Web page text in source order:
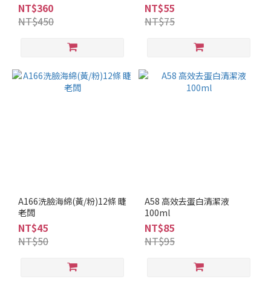
NT$360
NT$450
NT$55
NT$75
A166洗臉海綿(黃/粉)12條 睫
老闆
NT$45
NT$50
A58 高效去蛋白清潔液
100ml
NT$85
NT$95